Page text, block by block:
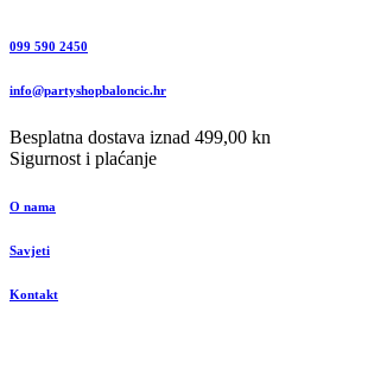
099 590 2450
info@partyshopbaloncic.hr
Besplatna dostava iznad 499,00 kn
Sigurnost i plaćanje
O nama
Savjeti
Kontakt